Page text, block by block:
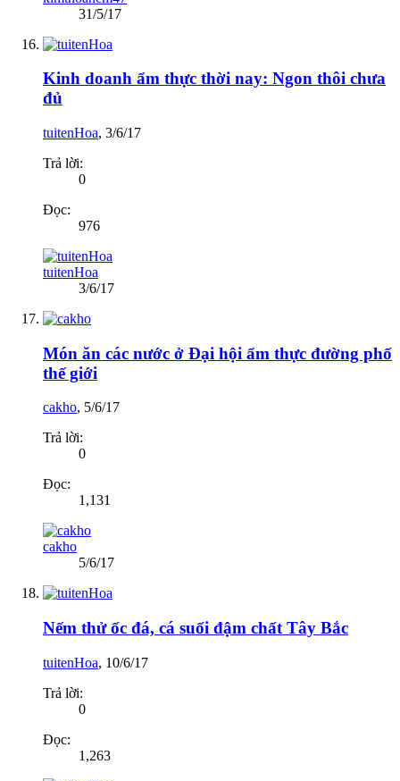
31/5/17
Kinh doanh ẩm thực thời nay: Ngon thôi chưa
đủ
tuitenHoa, 3/6/17
Trả lời:
0
Đọc:
976
tuitenHoa
3/6/17
Món ăn các nước ở Đại hội ẩm thực đường phố
thế giới
cakho, 5/6/17
Trả lời:
0
Đọc:
1,131
cakho
5/6/17
Nếm thử ốc đá, cá suối đậm chất Tây Bắc
tuitenHoa, 10/6/17
Trả lời:
0
Đọc:
1,263